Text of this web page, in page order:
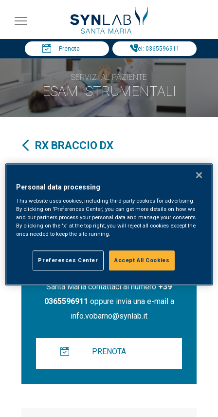
Prenota Tel: 0365596911
SERVIZI AL PAZIENTE
ESAMI STRUMENTALI
RX BRACCIO DX
Contatti
Per prenotare un servizio presso Synlab
Santa Maria contattaci al numero+39
0365596911 oppure invia una e-mail a
info.vobarno@synlab.it
PRENOTA
Personal data processing
This website uses cookies, including third-party cookies for advertising.
By clicking on 'Preferences Center,' you can get more details on how we
and our partners process your personal data and manage your consents.
By clicking on the 'x' at the top right, you will reject all cookies except the
ones needed to keep the site running.
Preferences Center Accept All Cookies